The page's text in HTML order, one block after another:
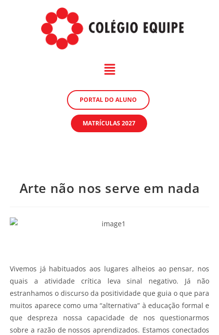
PORTAL DO ALUNO
MATRÍCULAS 2027
Arte não nos serve em nada
Vivemos já habituados aos lugares alheios ao pensar, nos
quais a atividade crítica leva sinal negativo. Já não
estranhamos o discurso da positividade que guia o que para
muitos aparece como uma “alternativa” à educação formal e
que despreza nossa capacidade de nos questionarmos
sobre a razão de nossos aprendizados. Estamos conectados